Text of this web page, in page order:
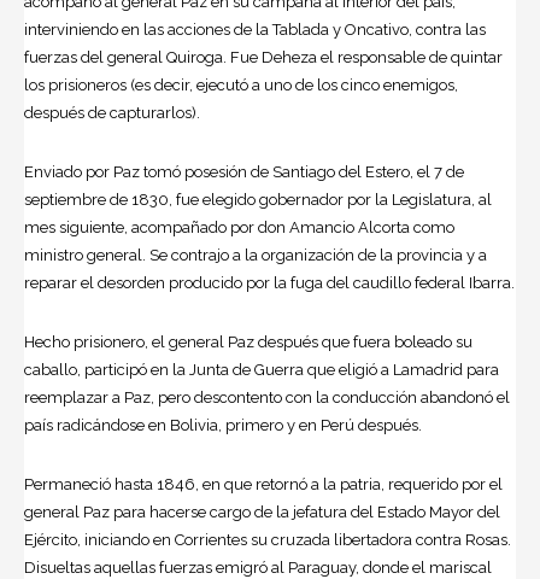
interviniendo en las acciones de la Tablada y Oncativo, contra las
fuerzas del general Quiroga. Fue Deheza el responsable de quintar
los prisioneros (es decir, ejecutó a uno de los cinco enemigos,
después de capturarlos).
Enviado por Paz tomó posesión de Santiago del Estero, el 7 de
septiembre de 1830, fue elegido gobernador por la Legislatura, al
mes siguiente, acompañado por don Amancio Alcorta como
ministro general. Se contrajo a la organización de la provincia y a
reparar el desorden producido por la fuga del caudillo federal Ibarra.
Hecho prisionero, el general Paz después que fuera boleado su
caballo, participó en la Junta de Guerra que eligió a Lamadrid para
reemplazar a Paz, pero descontento con la conducción abandonó el
país radicándose en Bolivia, primero y en Perú después.
Permaneció hasta 1846, en que retornó a la patria, requerido por el
general Paz para hacerse cargo de la jefatura del Estado Mayor del
Ejército, iniciando en Corrientes su cruzada libertadora contra Rosas.
Disueltas aquellas fuerzas emigró al Paraguay, donde el mariscal